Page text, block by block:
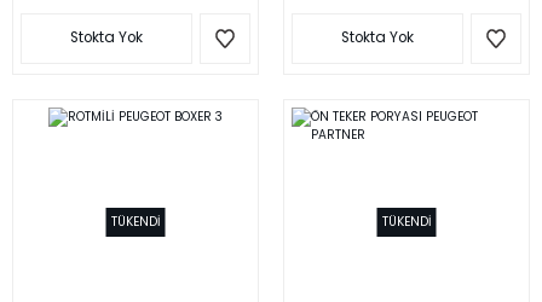
Stokta Yok Stokta Yok
TÜKENDİ TÜKENDİ